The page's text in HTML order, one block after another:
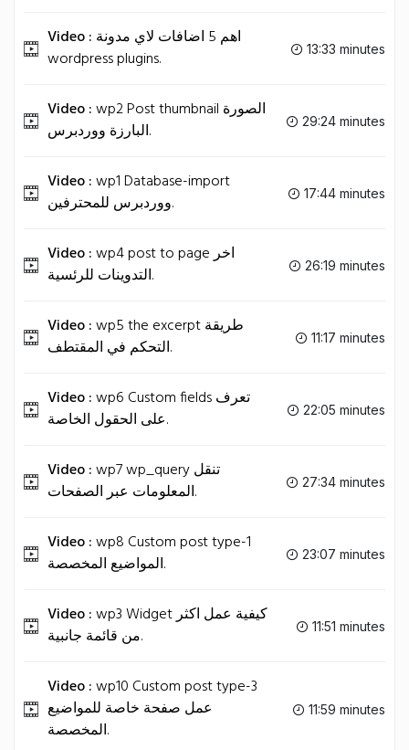
Video :
wordpress plugins.
13:33 minutes
Video :wp2 Post thumbnail الصورة
البارزة ووردبرس.
29:24 minutes
Video :wp1 Database-import
ووردبرس للمحترفين.
17:44 minutes
Video :wp4 post to page اخر
التدوينات للرئسية.
26:19 minutes
Video :wp5 the excerpt طريقة
التحكم في المقتطف.
11:17 minutes
Video :wp6 Custom fields تعرف
على الحقول الخاصة.
22:05 minutes
Video :wp7 wp_query تنقل
المعلومات عبر الصفحات.
27:34 minutes
Video :wp8 Custom post type-1
المواضيع المخصصة.
23:07 minutes
Video :wp3 Widget كيفية عمل اكثر
من قائمة جانبية.
11:51 minutes
Video :wp10 Custom post type-3
عمل صفحة خاصة للمواضيع
المخصصة.
11:59 minutes